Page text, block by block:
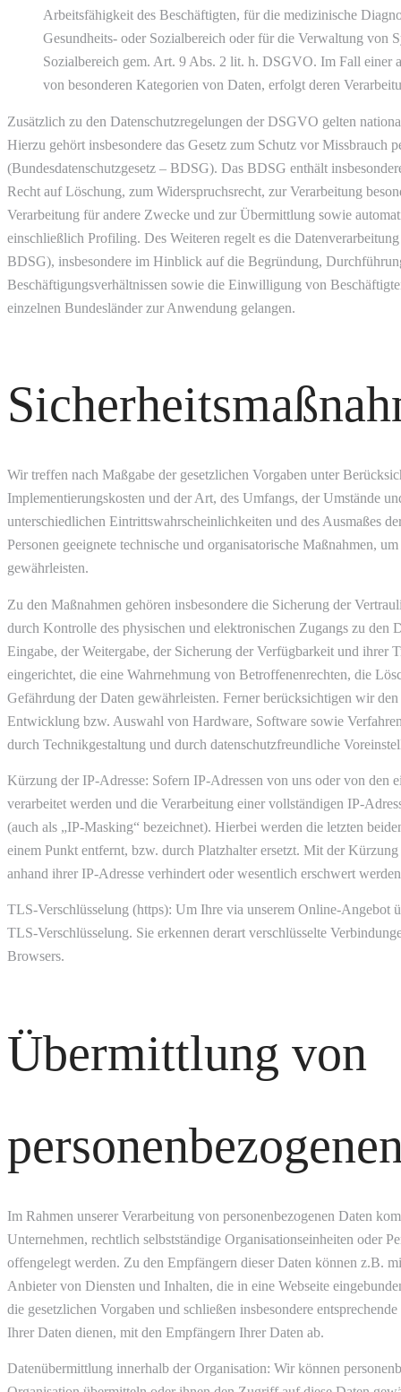
Arbeitsfähigkeit des Beschäftigten, für die medizinische
Gesundheits- oder Sozialbereich oder für die Verwaltung von
Sozialbereich gem. Art. 9 Abs. 2 lit. h. DSGVO. Im Fall
von besonderen Kategorien von Daten, erfolgt deren
Zusätzlich zu den Datenschutzregelungen der DSGVO gelten
Hierzu gehört insbesondere das Gesetz zum Schutz vor Missbrauch
(Bundesdatenschutzgesetz – BDSG). Das BDSG enthält
Recht auf Löschung, zum Widerspruchsrecht, zur Verarbeitung
Verarbeitung für andere Zwecke und zur Übermittlung sowie
einschließlich Profiling. Des Weiteren regelt es die
BDSG), insbesondere im Hinblick auf die Begründung,
Beschäftigungsverhältnissen sowie die Einwilligung von
einzelnen Bundesländer zur Anwendung gelangen.
Wir treffen nach Maßgabe der gesetzlichen Vorgaben unter
Implementierungskosten und der Art, des Umfangs, der Umstände
unterschiedlichen Eintrittswahrscheinlichkeiten und des Ausmaßes
Personen geeignete technische und organisatorische Maßnahmen,
gewährleisten.
Zu den Maßnahmen gehören insbesondere die Sicherung der
durch Kontrolle des physischen und elektronischen Zugangs zu den
Eingabe, der Weitergabe, der Sicherung der Verfügbarkeit und ihrer
eingerichtet, die eine Wahrnehmung von Betroffenenrechten, die
Gefährdung der Daten gewährleisten. Ferner berücksichtigen wir
Entwicklung bzw. Auswahl von Hardware, Software sowie
durch Technikgestaltung und durch datenschutzfreundliche
Kürzung der IP-Adresse: Sofern IP-Adressen von uns oder von den
verarbeitet werden und die Verarbeitung einer vollständigen IP-
(auch als „IP-Masking“ bezeichnet). Hierbei werden die letzten
einem Punkt entfernt, bzw. durch Platzhalter ersetzt. Mit der
anhand ihrer IP-Adresse verhindert oder wesentlich erschwert
TLS-Verschlüsselung (https): Um Ihre via unserem Online-Angebot
TLS-Verschlüsselung. Sie erkennen derart verschlüsselte
Browsers.
Übermittlung von
Im Rahmen unserer Verarbeitung von personenbezogenen Daten
Unternehmen, rechtlich selbstständige Organisationseinheiten oder
offengelegt werden. Zu den Empfängern dieser Daten können z.B.
Anbieter von Diensten und Inhalten, die in eine Webseite
die gesetzlichen Vorgaben und schließen insbesondere
Ihrer Daten dienen, mit den Empfängern Ihrer Daten ab.
Datenübermittlung innerhalb der Organisation: Wir können